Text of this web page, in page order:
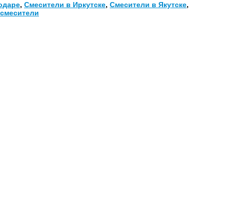
, Смесители в Иркутске, Смесители в Якутске,